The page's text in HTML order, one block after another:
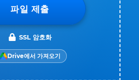
파일 제출
SSL 암호화
Drive에서 가져오기